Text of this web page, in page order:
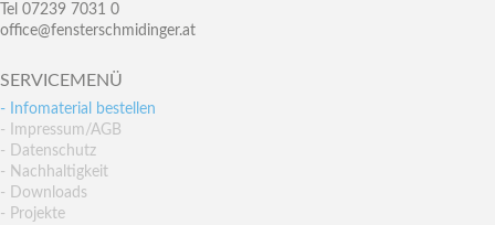
Tel 07239 7031 0
office@fensterschmidinger.at
SERVICEMENÜ
- Infomaterial bestellen
- Impressum/AGB
- Datenschutz
- Nachhaltigkeit
- Downloads
- Projekte